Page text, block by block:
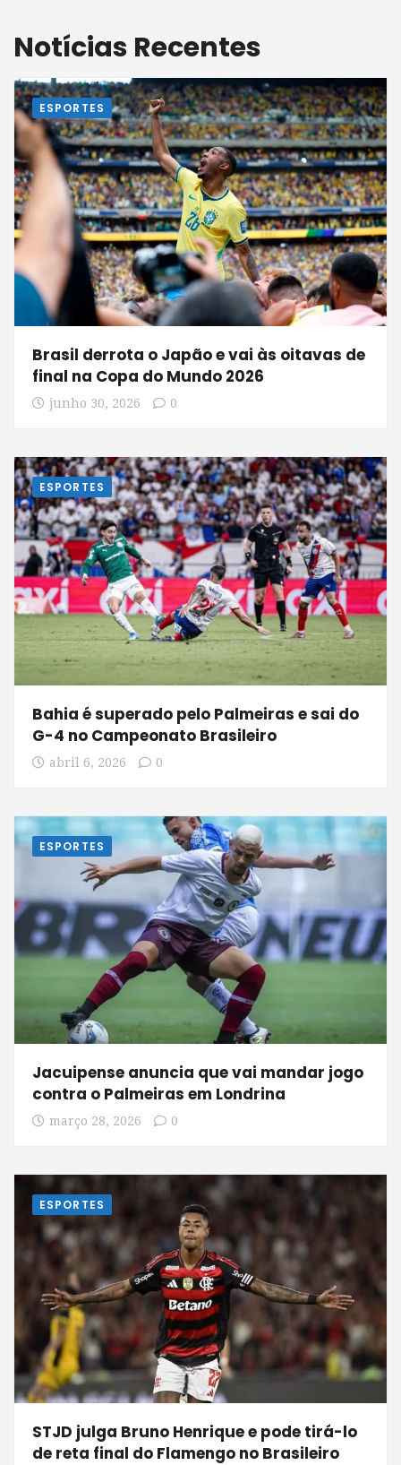
Notícias Recentes
ESPORTES
Brasil derrota o Japão e vai às oitavas de
final na Copa do Mundo 2026
junho 30, 2026 0
ESPORTES
Bahia é superado pelo Palmeiras e sai do
G-4 no Campeonato Brasileiro
abril 6, 2026 0
ESPORTES
Jacuipense anuncia que vai mandar jogo
contra o Palmeiras em Londrina
março 28, 2026 0
ESPORTES
STJD julga Bruno Henrique e pode tirá-lo
de reta final do Flamengo no Brasileiro